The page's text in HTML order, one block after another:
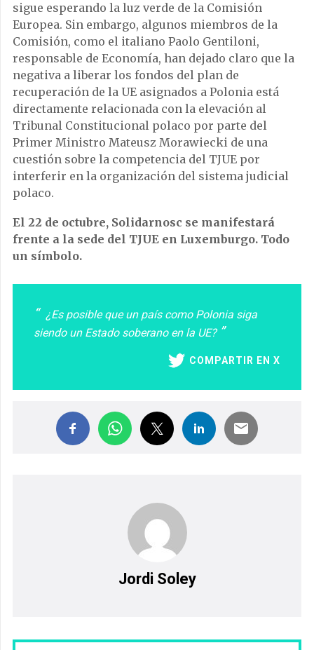
sigue esperando la luz verde de la Comisión
Europea. Sin embargo, algunos miembros de la
Comisión, como el italiano Paolo Gentiloni,
responsable de Economía, han dejado claro que la
negativa a liberar los fondos del plan de
recuperación de la UE asignados a Polonia está
directamente relacionada con la elevación al
Tribunal Constitucional polaco por parte del
Primer Ministro Mateusz Morawiecki de una
cuestión sobre la competencia del TJUE por
interferir en la organización del sistema judicial
polaco.
El 22 de octubre, Solidarnosc se manifestará
frente a la sede del TJUE en Luxemburgo. Todo
un símbolo.
¿Es posible que un país como Polonia siga
siendo un Estado soberano en la UE?
COMPARTIR EN X
Jordi Soley